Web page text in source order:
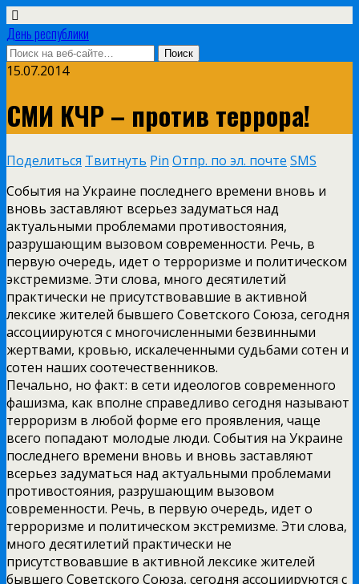
День республики
15.07.2014
СМИ КЧР – против террора!
Поделиться Твитнуть Pin Отпр. по эл. почте SMS
События на Украине последнего времени вновь и
вновь заставляют всерьез задуматься над
актуальными проблемами противостояния,
разрушающим вызовом современности. Речь, в
первую очередь, идет о терроризме и политическом
экстремизме. Эти слова, много десятилетий
практически не присутствовавшие в активной
лексике жителей бывшего Советского Союза, сегодня
ассоциируются с многочисленными безвинными
жертвами, кровью, искалеченными судьбами сотен и
сотен наших соотечественников.
Печально, но факт: в сети идеологов современного
фашизма, как вполне справедливо сегодня называют
терроризм в любой форме его проявления, чаще
всего попадают молодые люди. События на Украине
последнего времени вновь и вновь заставляют
всерьез задуматься над актуальными проблемами
противостояния, разрушающим вызовом
современности. Речь, в первую очередь, идет о
терроризме и политическом экстремизме. Эти слова,
много десятилетий практически не
присутствовавшие в активной лексике жителей
бывшего Советского Союза, сегодня ассоциируются с